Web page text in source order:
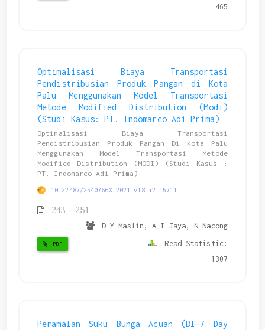
465
Optimalisasi Biaya Transportasi
Pendistribusian Produk Pangan di Kota
Palu Menggunakan Model Transportasi
Metode Modified Distribution (Modi)
(Studi Kasus: PT. Indomarco Adi Prima)
Optimalisasi Biaya Transportasi
Pendistribusian Produk Pangan Di kota Palu
Menggunakan Model Transportasi Metode
Modified Distribution (MODI) (Studi Kasus :
PT. Indomarco Adi Prima)
10.22487/2540766X.2021.v18.i2.15711
243 - 251
D Y Maslin, A I Jaya, N Nacong
PDF
Read Statistic:
1307
Peramalan Suku Bunga Acuan (BI-7 Day